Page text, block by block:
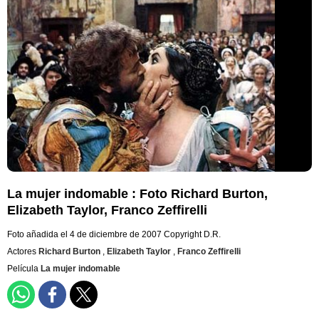
La mujer indomable : Foto Richard Burton,
Elizabeth Taylor, Franco Zeffirelli
Foto añadida el 4 de diciembre de 2007 Copyright D.R.
Actores Richard Burton , Elizabeth Taylor , Franco Zeffirelli
Película La mujer indomable